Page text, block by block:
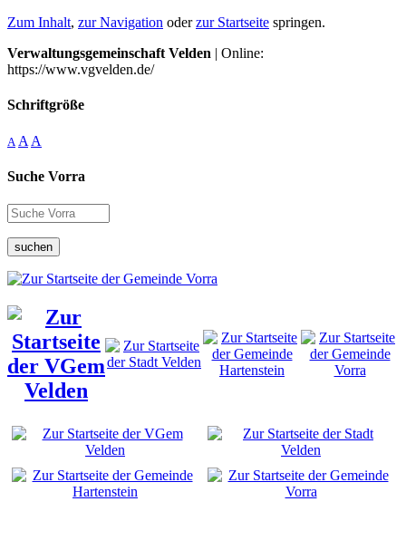
Zum Inhalt, zur Navigation oderzur Startseite springen.
Verwaltungsgemeinschaft Velden | Online:
https://www.vgvelden.de/
Schriftgröße
A A A
Suche Vorra
suchen